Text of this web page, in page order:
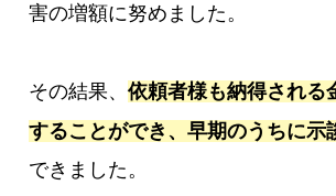
害の増額に努めました。
その結果、依頼者様も納得される
することができ、早期のうちに示
できました。